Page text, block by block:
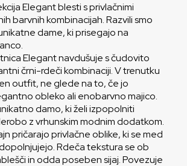
Elegant blesti s privlačnimi
barvnih kombinacijah. Razvili smo
dame, ki prisegajo na
Elegant navdušuje s čudovito
črni-rdeči kombinaciji. V trenutku
outfit, ne glede na to, če jo
obleko ali enobarvno majico.
damo, ki želi izpopolniti
z vrhunskim modnim dodatkom.
pričarajo privlačne oblike, ki se med
Rdeča tekstura se ob
in odda poseben sijaj. Povezuje